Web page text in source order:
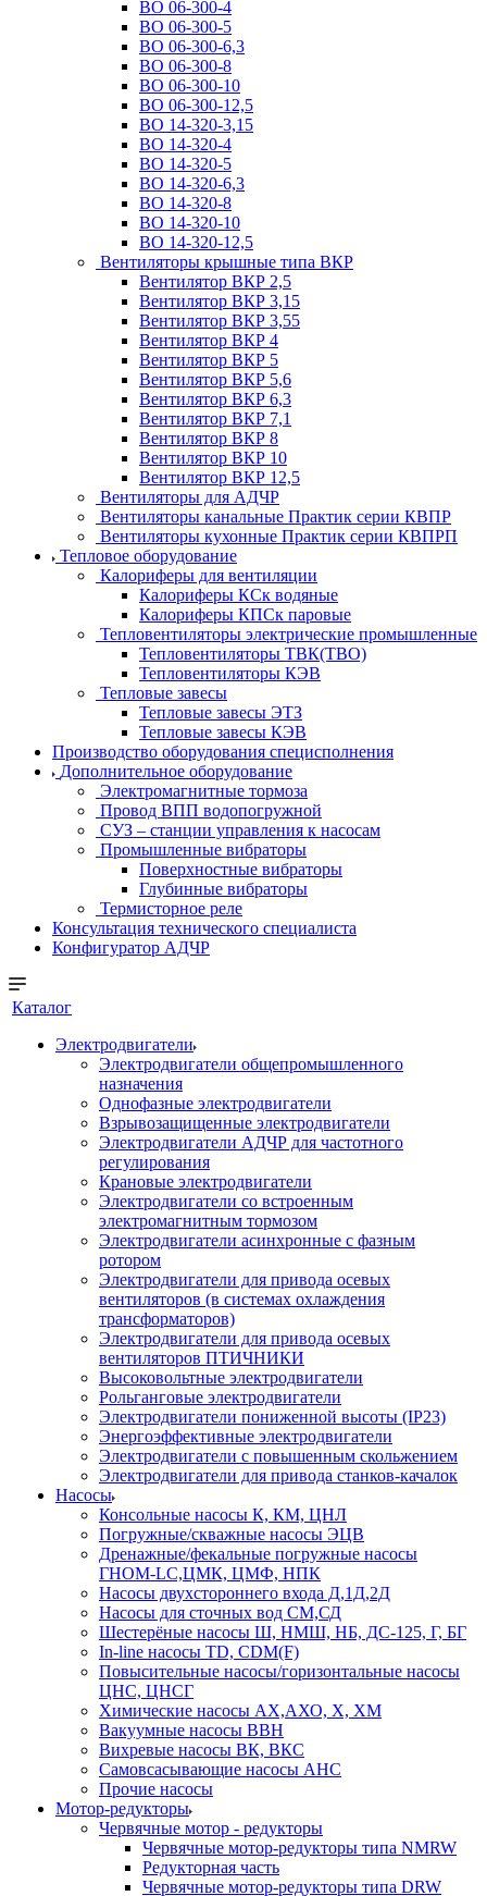
ВО 06-300-4
ВО 06-300-5
ВО 06-300-6,3
ВО 06-300-8
ВО 06-300-10
ВО 06-300-12,5
ВО 14-320-3,15
ВО 14-320-4
ВО 14-320-5
ВО 14-320-6,3
ВО 14-320-8
ВО 14-320-10
ВО 14-320-12,5
Вентиляторы крышные типа ВКР
Вентилятор ВКР 2,5
Вентилятор ВКР 3,15
Вентилятор ВКР 3,55
Вентилятор ВКР 4
Вентилятор ВКР 5
Вентилятор ВКР 5,6
Вентилятор ВКР 6,3
Вентилятор ВКР 7,1
Вентилятор ВКР 8
Вентилятор ВКР 10
Вентилятор ВКР 12,5
Вентиляторы для АДЧР
Вентиляторы канальные Практик серии КВПР
Вентиляторы кухонные Практик серии КВПРП
Тепловое оборудование
Калориферы для вентиляции
Калориферы КСк водяные
Калориферы КПСк паровые
Тепловентиляторы электрические промышленные
Тепловентиляторы ТВК(ТВО)
Тепловентиляторы КЭВ
Тепловые завесы
Тепловые завесы ЭТЗ
Тепловые завесы КЭВ
Производство оборудования специсполнения
Дополнительное оборудование
Электромагнитные тормоза
Провод ВПП водопогружной
СУЗ – станции управления к насосам
Промышленные вибраторы
Поверхностные вибраторы
Глубинные вибраторы
Термисторное реле
Консультация технического специалиста
Конфигуратор АДЧР
Каталог
Электродвигатели
Электродвигатели общепромышленного
назначения
Однофазные электродвигатели
Взрывозащищенные электродвигатели
Электродвигатели АДЧР для частотного
регулирования
Крановые электродвигатели
Электродвигатели со встроенным
электромагнитным тормозом
Электродвигатели асинхронные с фазным
ротором
Электродвигатели для привода осевых
вентиляторов (в системах охлаждения
трансформаторов)
Электродвигатели для привода осевых
вентиляторов ПТИЧНИКИ
Высоковольтные электродвигатели
Рольганговые электродвигатели
Электродвигатели пониженной высоты (IP23)
Энергоэффективные электродвигатели
Электродвигатели с повышенным скольжением
Электродвигатели для привода станков-качалок
Насосы
Консольные насосы К, КМ, ЦНЛ
Погружные/скважные насосы ЭЦВ
Дренажные/фекальные погружные насосы
ГНОМ-LC,ЦМК, ЦМФ, НПК
Насосы двухстороннего входа Д,1Д,2Д
Насосы для сточных вод СМ,СД
Шестерёные насосы Ш, НМШ, НБ, ДС-125, Г, БГ
In-line насосы TD, CDM(F)
Повысительные насосы/горизонтальные насосы
ЦНС, ЦНСГ
Химические насосы АХ,АХО, Х, ХМ
Вакуумные насосы ВВН
Вихревые насосы ВК, ВКС
Самовсасывающие насосы АНС
Прочие насосы
Мотор-редукторы
Червячные мотор - редукторы
Червячные мотор-редукторы типа NMRW
Редукторная часть
Червячные мотор-редукторы типа DRW